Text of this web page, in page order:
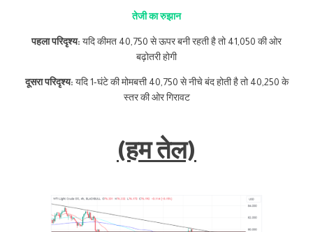
तेजी का रुझान
पहला परिदृश्य: यदि कीमत 40,750 से ऊपर बनी रहती है तो 41,050 की ओर
बढ़ोतरी होगी
दूसरा परिदृश्य: यदि 1-घंटे की मोमबत्ती 40,750 से नीचे बंद होती है तो 40,250 के
स्तर की ओर गिरावट
(हम तेल)